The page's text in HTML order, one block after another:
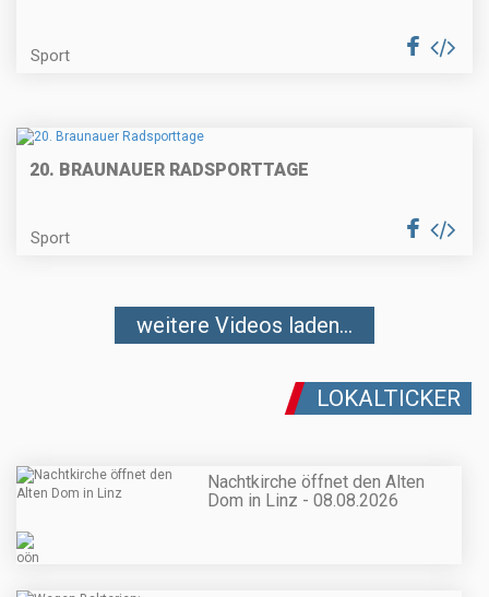
Sport
20. BRAUNAUER RADSPORTTAGE
Sport
weitere Videos laden...
LOKALTICKER
Nachtkirche öffnet den Alten
Dom in Linz - 08.08.2026